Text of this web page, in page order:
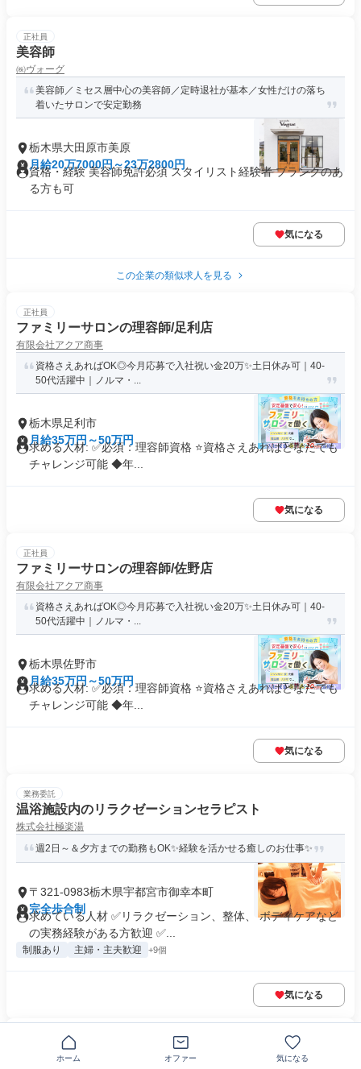
正社員
美容師
㈱ヴォーグ
美容師／ミセス層中心の美容師／定時退社が基本／女性だけの落ち
着いたサロンで安定勤務
栃木県大田原市美原
月給20万7000円～23万2800円
資格・経験 美容師免許必須 スタイリスト経験者 ブランクのあ
る方も可
気になる
この企業の類似求人を見る
正社員
ファミリーサロンの理容師/足利店
有限会社アクア商事
資格さえあればOK◎今月応募で入社祝い金20万✨️土日休み可｜40-
50代活躍中｜ノルマ・...
栃木県足利市
月給35万円～50万円
求める人材: ✅必須：理容師資格 ⭐️資格さえあればどなたでも
チャレンジ可能 ◆年...
気になる
正社員
ファミリーサロンの理容師/佐野店
有限会社アクア商事
資格さえあればOK◎今月応募で入社祝い金20万✨️土日休み可｜40-
50代活躍中｜ノルマ・...
栃木県佐野市
月給35万円～50万円
求める人材: ✅必須：理容師資格 ⭐️資格さえあればどなたでも
チャレンジ可能 ◆年...
気になる
業務委託
温浴施設内のリラクゼーションセラピスト
株式会社極楽湯
週2日～＆夕方までの勤務もOK✨経験を活かせる癒しのお仕事✨
〒321-0983栃木県宇都宮市御幸本町
完全歩合制
求めている人材 ✅リラクゼーション、整体、 ボディケアなど
の実務経験がある方歓迎 ✅...
制服あり 主婦・主夫歓迎 +9個
気になる
ファミリーサロンの理容師/箱森店
ホーム オファー 気になる